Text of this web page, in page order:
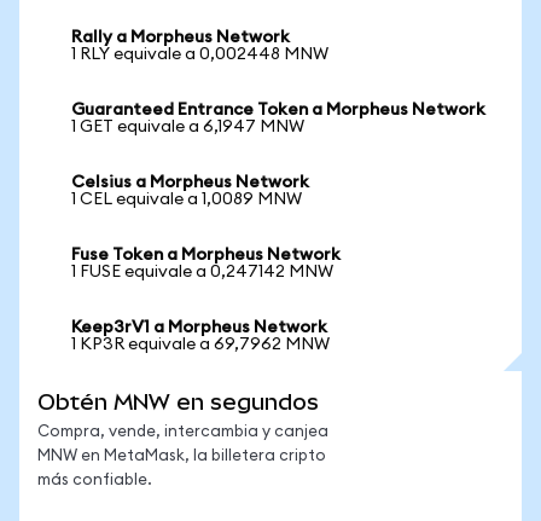
Rally a Morpheus Network
1 RLY equivale a 0,002448 MNW
Guaranteed Entrance Token a Morpheus Network
1 GET equivale a 6,1947 MNW
Celsius a Morpheus Network
1 CEL equivale a 1,0089 MNW
Fuse Token a Morpheus Network
1 FUSE equivale a 0,247142 MNW
Keep3rV1 a Morpheus Network
1 KP3R equivale a 69,7962 MNW
Obtén MNW en segundos
Compra, vende, intercambia y canjea
MNW en MetaMask, la billetera cripto
más confiable.